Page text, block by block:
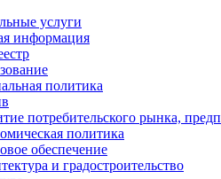
услуги
информация
политика
потребительского рынка,
политика
обеспечение
и градостроительство